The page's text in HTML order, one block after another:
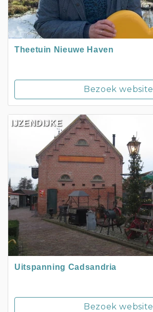
Theetuin Nieuwe Haven
Bezoek website
IJZENDIJKE
Uitspanning Cadsandria
Bezoek website